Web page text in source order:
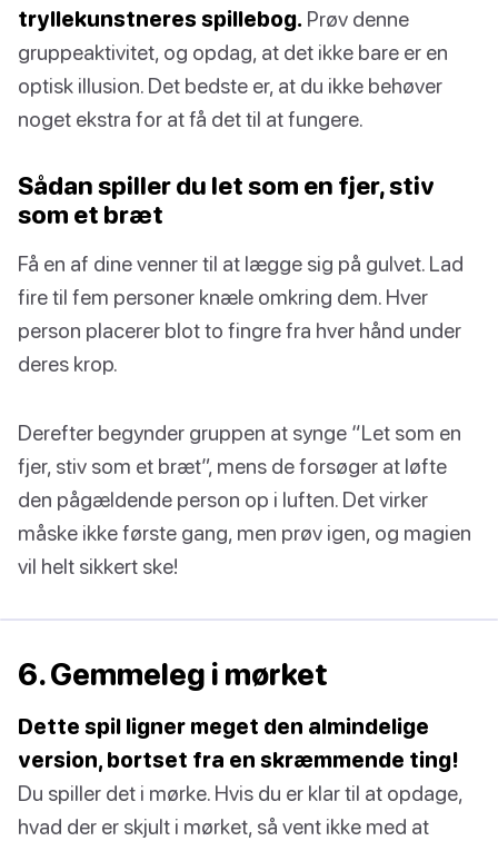
tryllekunstneres spillebog. Prøv denne
gruppeaktivitet, og opdag, at det ikke bare er en
optisk illusion. Det bedste er, at du ikke behøver
noget ekstra for at få det til at fungere.
Sådan spiller du let som en fjer, stiv
som et bræt
Få en af dine venner til at lægge sig på gulvet. Lad
fire til fem personer knæle omkring dem. Hver
person placerer blot to fingre fra hver hånd under
deres krop.
Derefter begynder gruppen at synge “Let som en
fjer, stiv som et bræt”, mens de forsøger at løfte
den pågældende person op i luften. Det virker
måske ikke første gang, men prøv igen, og magien
vil helt sikkert ske!
6. Gemmeleg i mørket
Dette spil ligner meget den almindelige
version, bortset fra en skræmmende ting!
Du spiller det i mørke. Hvis du er klar til at opdage,
hvad der er skjult i mørket, så vent ikke med at